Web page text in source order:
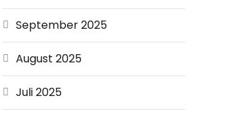
September 2025
August 2025
Juli 2025